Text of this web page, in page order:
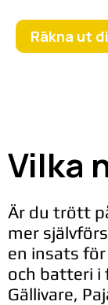
Räkna ut
Vilka
Är du trött
mer
en insats
och batteri i
Gällivare,